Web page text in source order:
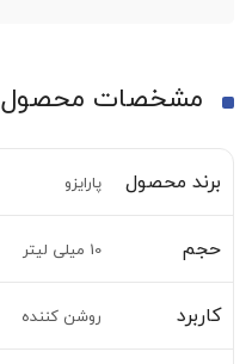
مشخصات محصول
برند محصول پارایزو
حجم 10 میلی لیتر
کاربرد روشن کننده